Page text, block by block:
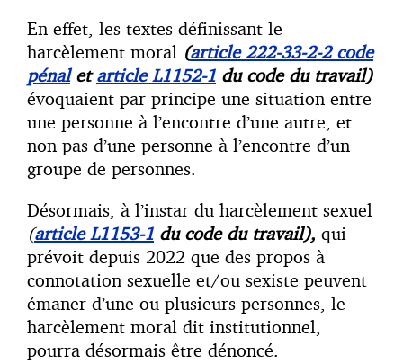
En effet, les textes définissant le
harcèlement moral (article 222-33-2-2 code
pénal etarticle L1152-1 du code du travail)
évoquaient par principe une situation entre
une personne à l’encontre d’une autre, et
non pas d’une personne à l’encontre d’un
groupe de personnes.
Désormais, à l’instar du harcèlement sexuel
(article L1153-1 du code du travail), qui
prévoit depuis 2022 que des propos à
connotation sexuelle et/ou sexiste peuvent
émaner d’une ou plusieurs personnes, le
harcèlement moral dit institutionnel,
pourra désormais être dénoncé.